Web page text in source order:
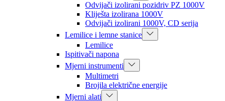
Odvijači izolirani pozidriv PZ 1000V
Kliješta izolirana 1000V
Odvijači izolirani 1000V, CD serija
Lemilice i lemne stanice
Lemilice
Ispitivači napona
Mjerni instrumenti
Multimetri
Brojila električne energije
Mjerni alati